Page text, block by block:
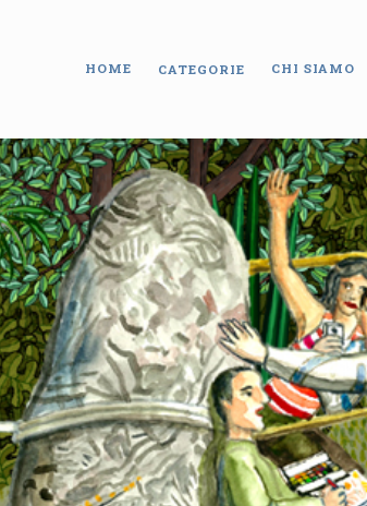
HOME CATEGORIE CHI SIAMO